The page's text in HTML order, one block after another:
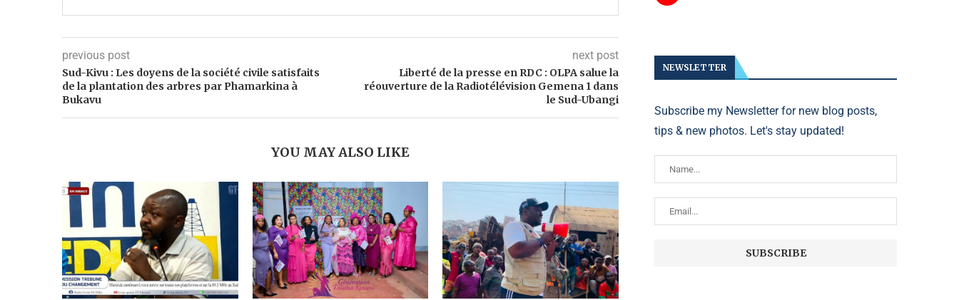
previous post
Sud-Kivu : Les doyens de la société civile satisfaits
de la plantation des arbres par Phamarkina à
Bukavu
next post
Liberté de la presse en RDC : OLPA salue la
réouverture de la Radiotélévision Gemena 1 dans
le Sud-Ubangi
YOU MAY ALSO LIKE
NEWSLETTER
Subscribe my Newsletter for new blog posts,
tips & new photos. Let's stay updated!